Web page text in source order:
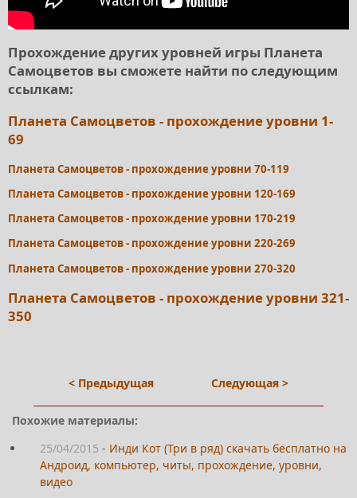
Прохождение других уровней игры Планета
Самоцветов вы сможете найти по следующим
ссылкам:
Планета Самоцветов - прохождение уровни 1-
69
Планета Самоцветов - прохождение уровни 70-119
Планета Самоцветов - прохождение уровни 120-169
Планета Самоцветов - прохождение уровни 170-219
Планета Самоцветов - прохождение уровни 220-269
Планета Самоцветов - прохождение уровни 270-320
Планета Самоцветов - прохождение уровни 321-
350
< Предыдущая Следующая >
Похожие материалы:
25/04/2015 - Инди Кот (Три в ряд) скачать бесплатно на
Андроид, компьютер, читы, прохождение, уровни,
видео